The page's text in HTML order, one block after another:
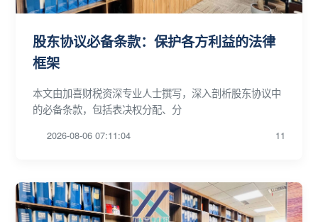
股东协议必备条款：保护各方利益的法律
框架
本文由加喜财税资深专业人士撰写，深入剖析股东协议中
的必备条款，包括表决权分配、分
2026-08-06 07:11:04 11